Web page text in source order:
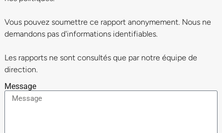
Vous pouvez soumettre ce rapport anonymement. Nous ne
demandons pas d'informations identifiables.
Les rapports ne sont consultés que par notre équipe de
direction.
Message